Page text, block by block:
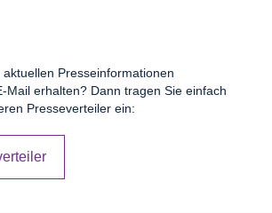
Presseinformationen
Mail erhalten? Dann tragen Sie einfach
Presseverteiler ein: